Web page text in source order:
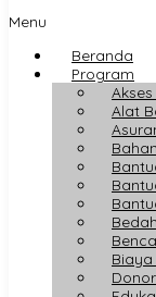
Menu
Beranda
Program
Alat
Biaya